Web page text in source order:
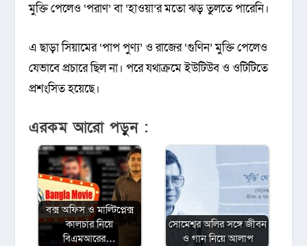
মুক্তি পেলেও ‘পরাণ’ বা ‘হাওয়া’র মতো ঝড় তুলতে পারেনি।
এ ছাড়া সিয়ামের ‘পাপ পুণ্য’ ও রাজের ‘গুণিন’ মুক্তি পেলেও
যেভাবে প্রচারে ছিল না। পরে যথাক্রমে ইউটিউব ও ওটিটিতে
প্রশংসিত হয়েছে।
এরকম আরো পড়ুন :
বক্স অফিস ও মাল্টিপ্লেক্স
কালচার নিয়ে
বিএমআরের…
সোমেশ্বর অলির সঙ্গে জীবন
ও গান নিয়ে আলাপ